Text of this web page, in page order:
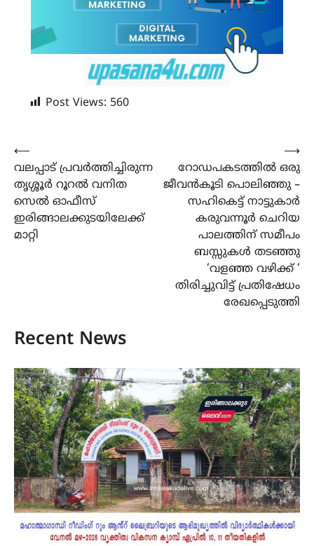
Post Views: 560
Post
navigation
⟵
വലപ്പാട് പ്രവര്‍ത്തിച്ചിരുന്ന
തൃശ്ശൂര്‍ റൂറല്‍ വനിത
സെല്‍ ഓഫീസ്
ഇരിങ്ങാലക്കുടയിലേക്ക്
മാറ്റി
റോഡപകടത്തിൽ ഒരു
ജീവൻകൂടി പൊലിഞ്ഞു –
സഹികെട്ട് നാട്ടുകാർ
കരുവന്നൂർ ചെറിയ
പാലത്തിന് സമീപം
ബസ്സുകൾ തടഞ്ഞു
‘വളഞ്ഞ വഴിക്ക് ‘
തിരിച്ചുവിട്ട് പ്രതിഷേധം
രേഖപ്പെടുത്തി
⟶
Recent News